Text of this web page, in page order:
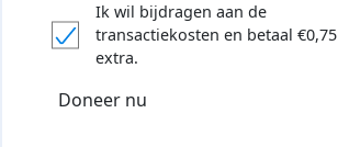
Donateurs bedankt
Ik wil bijdragen aan de
transactiekosten en betaal €0,75
extra.
Doneer nu